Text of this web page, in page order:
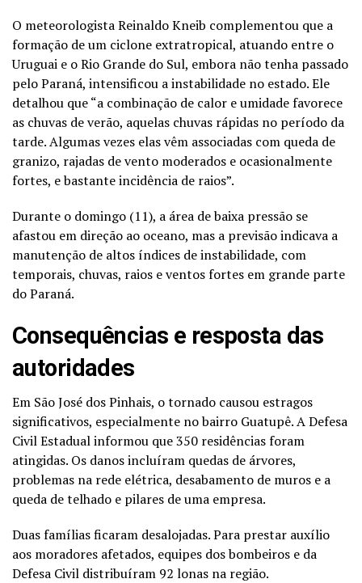
O meteorologista Reinaldo Kneib complementou que a
formação de um ciclone extratropical, atuando entre o
Uruguai e o Rio Grande do Sul, embora não tenha passado
pelo Paraná, intensificou a instabilidade no estado. Ele
detalhou que “a combinação de calor e umidade favorece
as chuvas de verão, aquelas chuvas rápidas no período da
tarde. Algumas vezes elas vêm associadas com queda de
granizo, rajadas de vento moderados e ocasionalmente
fortes, e bastante incidência de raios”.
Durante o domingo (11), a área de baixa pressão se
afastou em direção ao oceano, mas a previsão indicava a
manutenção de altos índices de instabilidade, com
temporais, chuvas, raios e ventos fortes em grande parte
do Paraná.
Consequências e resposta das
autoridades
Em São José dos Pinhais, o tornado causou estragos
significativos, especialmente no bairro Guatupê. A Defesa
Civil Estadual informou que 350 residências foram
atingidas. Os danos incluíram quedas de árvores,
problemas na rede elétrica, desabamento de muros e a
queda de telhado e pilares de uma empresa.
Duas famílias ficaram desalojadas. Para prestar auxílio
aos moradores afetados, equipes dos bombeiros e da
Defesa Civil distribuíram 92 lonas na região.